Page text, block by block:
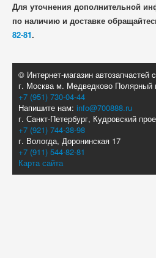
Для уточнения дополнительной
по наличию и доставке
82-81.
© Интернет-магазин автозапчастей
г. Москва м. Медведково Полярный
+7 (951) 730-04-44
Напишите нам: info@700888.ru
г. Санкт-Петербург, Кудровский
+7 (921) 744-38-98
г. Вологда, Доронинская 17
+7 (911) 544-82-81
Карта сайта